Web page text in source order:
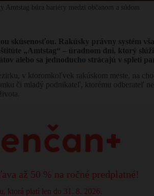
Amtstag búra bariéry medzi občanom a súdom
skúsenosťou. Rakúsky právny systém
„Amtstag“ – úradnom dni, ktorý
alebo sa jednoducho strácajú v spleti
v ktoromkoľvek rakúskom meste, na
či mladý podnikateľ, ktorému odberateľ
až 50 % na ročné predplatné!
ktorá platí len do 31. 8. 2026.